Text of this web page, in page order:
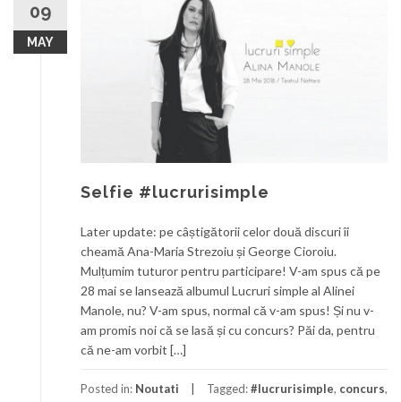
09
MAY
Selfie #lucrurisimple
Later update: pe câștigătorii celor două discuri îi
cheamă Ana-Maria Strezoiu și George Cioroiu.
Mulțumim tuturor pentru participare! V-am spus că pe
28 mai se lansează albumul Lucruri simple al Alinei
Manole, nu? V-am spus, normal că v-am spus! Și nu v-
am promis noi că se lasă și cu concurs? Păi da, pentru
că ne-am vorbit […]
Posted in: Noutati Tagged:#lucrurisimple, concurs,